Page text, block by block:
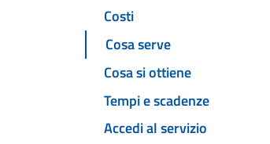
Costi
Cosa serve
Cosa si ottiene
Tempi e scadenze
Accedi al servizio